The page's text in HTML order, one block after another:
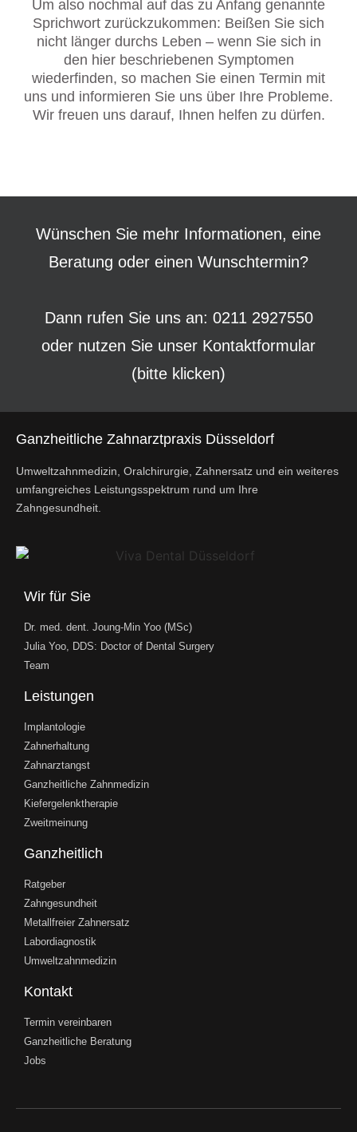
Um also nochmal auf das zu Anfang genannte
Sprichwort zurückzukommen: Beißen Sie sich
nicht länger durchs Leben – wenn Sie sich in
den hier beschriebenen Symptomen
wiederfinden, so machen Sie einen Termin mit
uns und informieren Sie uns über Ihre Probleme.
Wir freuen uns darauf, Ihnen helfen zu dürfen.
Wünschen Sie mehr Informationen, eine
Beratung oder einen Wunschtermin?
Dann rufen Sie uns an: 0211 2927550
oder nutzen Sie unser Kontaktformular
(bitte klicken)
Ganzheitliche Zahnarztpraxis Düsseldorf
Umweltzahnmedizin, Oralchirurgie, Zahnersatz und ein weiteres
umfangreiches Leistungsspektrum rund um Ihre
Zahngesundheit.
Wir für Sie
Dr. med. dent. Joung-Min Yoo (MSc)
Julia Yoo, DDS: Doctor of Dental Surgery
Team
Leistungen
Implantologie
Zahnerhaltung
Zahnarztangst
Ganzheitliche Zahnmedizin
Kiefergelenktherapie
Zweitmeinung
Ganzheitlich
Ratgeber
Zahngesundheit
Metallfreier Zahnersatz
Labordiagnostik
Umweltzahnmedizin
Kontakt
Termin vereinbaren
Ganzheitliche Beratung
Jobs